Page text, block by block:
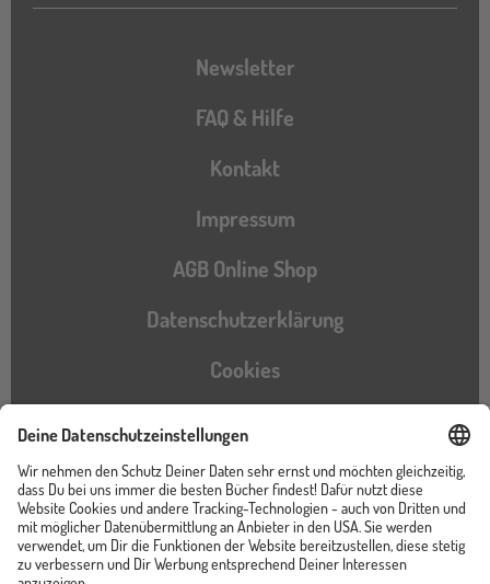
Newsletter
FAQ & Hilfe
Kontakt
Impressum
AGB Online Shop
Datenschutzerklärung
Cookies
Barrierefreiheitserklärung
Instagram
TikTokPinterestYouTubeFacebook